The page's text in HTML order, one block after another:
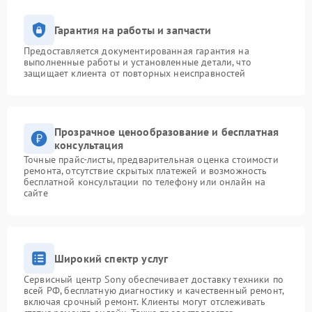
Гарантия на работы и запчасти
Предоставляется документированная гарантия на
выполненные работы и установленные детали, что
защищает клиента от повторных неисправностей
Прозрачное ценообразование и бесплатная
консультация
Точные прайс-листы, предварительная оценка стоимости
ремонта, отсутствие скрытых платежей и возможность
бесплатной консультации по телефону или онлайн на
сайте
Широкий спектр услуг
Сервисный центр Sony обеспечивает доставку техники по
всей РФ, бесплатную диагностику и качественный ремонт,
включая срочный ремонт. Клиенты могут отслеживать